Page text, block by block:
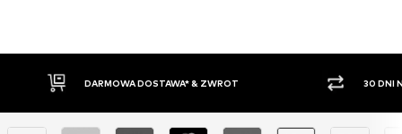
DARMOWA DOSTAWA* & ZWROT 30 DNI